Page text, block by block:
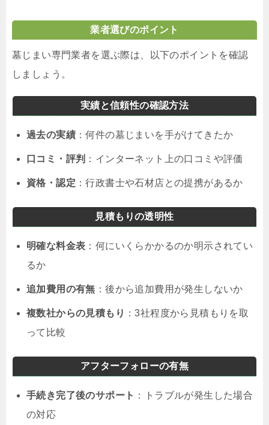
業者選びのポイント
墓じまい専門業者を選ぶ際は、以下のポイントを確認
しましょう。
実績と信頼性の確認方法
過去の実績 ：何件の墓じまいを手がけてきたか
口コミ・評判 ：インターネット上の口コミや評価
資格・認定 ：行政書士や石材店との提携があるか
見積もりの透明性
明確な料金表 ：何にいくらかかるのか明示されてい
るか
追加費用の有無 ：後から追加費用が発生しないか
複数社からの見積もり ：3社程度から見積もりを取
って比較
アフターフォローの有無
手続き完了後のサポート ：トラブルが発生した場合
の対応